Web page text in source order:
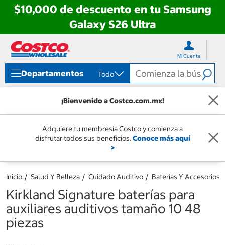
$10,000 de descuento en tu Samsung
Galaxy S26 Ultra
directo
contenido
directo
menú
navegación
Mi Cuenta
Departamentos Todo
¡Bienvenido a Costco.com.mx!
Adquiere tu membresía Costco y comienza a
disfrutar todos sus beneficios.Conoce más aquí
>
Inicio Salud Y Belleza Cuidado Auditivo Baterías Y Accesorios
Kirkland Signature baterías para
auxiliares auditivos tamaño 10 48
piezas